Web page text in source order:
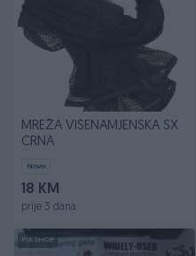
MREŽA VIŠENAMJENSKA SX
CRNA
Novo
18 KM
prije 3 dana
PIK SHOP